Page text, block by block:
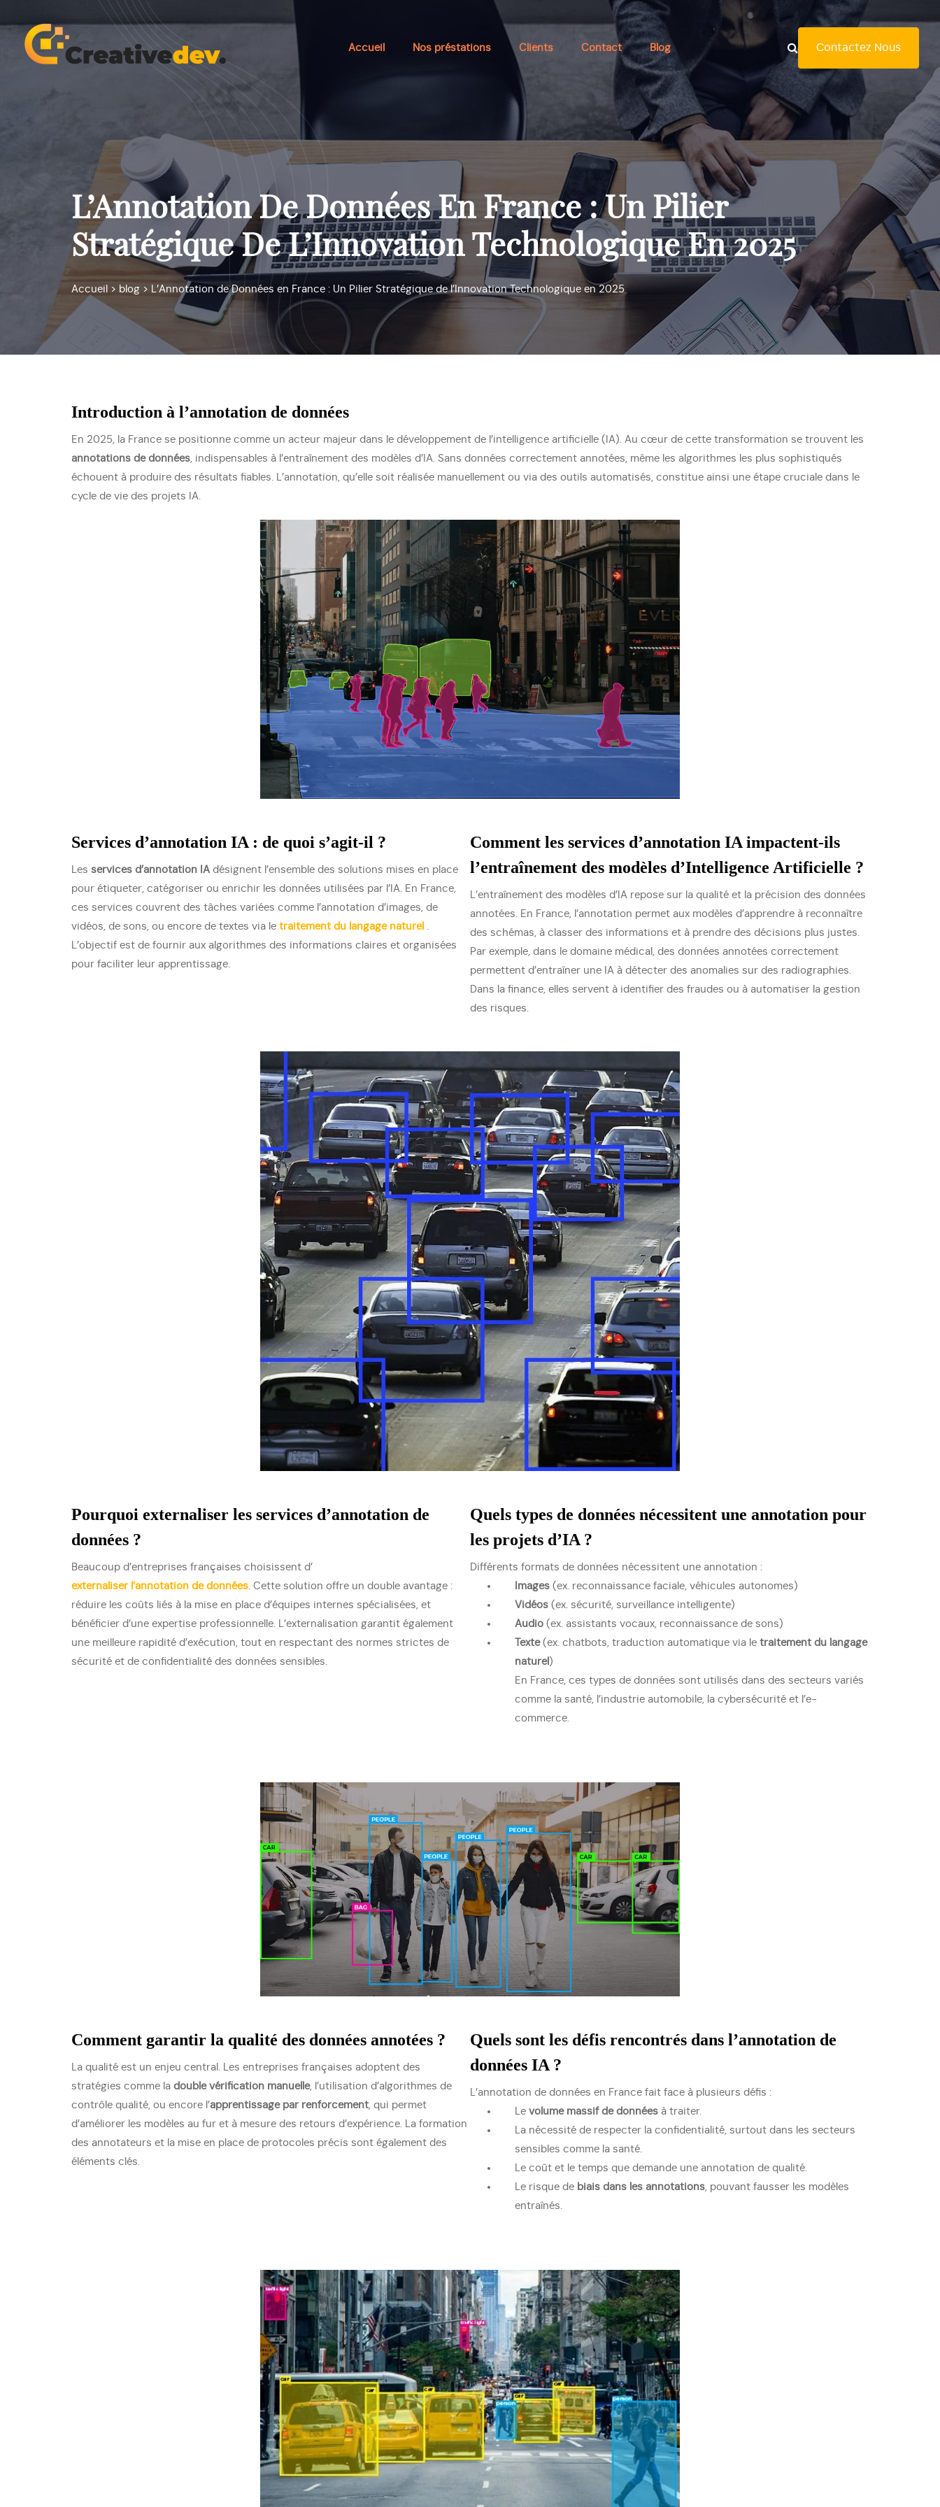
Accueil Nos préstations Clients Contact Blog Contactez Nous
L’Annotation De Données En France : Un Pilier
Stratégique De L’Innovation Technologique En 2025
Accueil > blog > L’Annotation de Données en France : Un Pilier Stratégique de l’Innovation Technologique en 2025
Introduction à l’annotation de données
En 2025, la France se positionne comme un acteur majeur dans le développement de l’intelligence artificielle (IA). Au cœur de cette transformation se trouvent les
annotations de données, indispensables à l’entraînement des modèles d’IA. Sans données correctement annotées, même les algorithmes les plus sophistiqués
échouent à produire des résultats fiables. L’annotation, qu’elle soit réalisée manuellement ou via des outils automatisés, constitue ainsi une étape cruciale dans le
cycle de vie des projets IA.
Services d’annotation IA : de quoi s’agit-il ?
Les services d’annotation IA désignent l’ensemble des solutions mises en place
pour étiqueter, catégoriser ou enrichir les données utilisées par l’IA. En France,
ces services couvrent des tâches variées comme l’annotation d’images, de
vidéos, de sons, ou encore de textes via le traitement du langage naturel .
L’objectif est de fournir aux algorithmes des informations claires et organisées
pour faciliter leur apprentissage.
Comment les services d’annotation IA impactent-ils
l’entraînement des modèles d’Intelligence Artificielle ?
L’entraînement des modèles d’IA repose sur la qualité et la précision des données
annotées. En France, l’annotation permet aux modèles d’apprendre à reconnaître
des schémas, à classer des informations et à prendre des décisions plus justes.
Par exemple, dans le domaine médical, des données annotées correctement
permettent d’entraîner une IA à détecter des anomalies sur des radiographies.
Dans la finance, elles servent à identifier des fraudes ou à automatiser la gestion
des risques.
Pourquoi externaliser les services d’annotation de
données ?
Beaucoup d’entreprises françaises choisissent d’
externaliser l’annotation de données. Cette solution offre un double avantage :
réduire les coûts liés à la mise en place d’équipes internes spécialisées, et
bénéficier d’une expertise professionnelle. L’externalisation garantit également
une meilleure rapidité d’exécution, tout en respectant des normes strictes de
sécurité et de confidentialité des données sensibles.
Quels types de données nécessitent une annotation pour
les projets d’IA ?
Différents formats de données nécessitent une annotation :
Images (ex. reconnaissance faciale, véhicules autonomes)
Vidéos (ex. sécurité, surveillance intelligente)
Audio (ex. assistants vocaux, reconnaissance de sons)
Texte(ex. chatbots, traduction automatique via le traitement du langage
naturel )
En France, ces types de données sont utilisés dans des secteurs variés
comme la santé, l’industrie automobile, la cybersécurité et l’e-
commerce.
Comment garantir la qualité des données annotées ?
La qualité est un enjeu central. Les entreprises françaises adoptent des
stratégies comme la double vérification manuelle, l’utilisation d’algorithmes de
contrôle qualité, ou encore l’apprentissage par renforcement, qui permet
d’améliorer les modèles au fur et à mesure des retours d’expérience. La formation
des annotateurs et la mise en place de protocoles précis sont également des
éléments clés.
Quels sont les défis rencontrés dans l’annotation de
données IA ?
L’annotation de données en France fait face à plusieurs défis :
Le volume massif de données à traiter.
La nécessité de respecter la confidentialité, surtout dans les secteurs
sensibles comme la santé.
Le coût et le temps que demande une annotation de qualité.
Le risque de biais dans les annotations, pouvant fausser les modèles
entraînés.